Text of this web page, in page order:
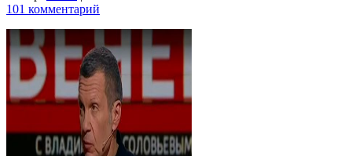
101 комментарий